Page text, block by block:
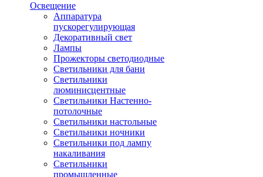
Освещение
Аппаратура
пускорегулирующая
Декоративный свет
Лампы
Прожекторы светодиодные
Светильники для бани
Светильники
люминисцентные
Светильники Настенно-
потолочные
Светильники настольные
Светильники ночники
Светильники под лампу
накаливания
Светильники
промышленные